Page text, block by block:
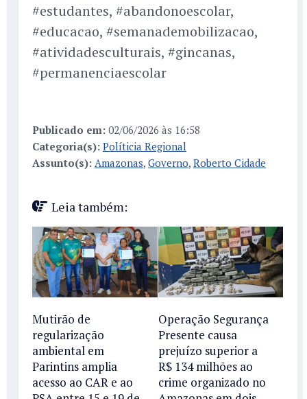
#estudantes, #abandonoescolar,
#educacao, #semanademobilizacao,
#atividadesculturais, #gincanas,
#permanenciaescolar
Publicado em: 02/06/2026 às 16:58
Categoria(s): Políticia Regional
Assunto(s): Amazonas, Governo, Roberto Cidade
Leia também:
Mutirão de
regularização
ambiental em
Parintins amplia
acesso ao CAR e ao
Operação Segurança
Presente causa
prejuízo superior a
R$ 134 milhões ao
crime organizado no